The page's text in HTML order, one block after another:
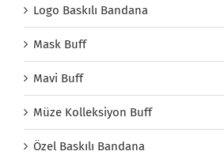
Logo Baskılı Bandana
Mask Buff
Mavi Buff
Müze Kolleksiyon Buff
Özel Baskılı Bandana